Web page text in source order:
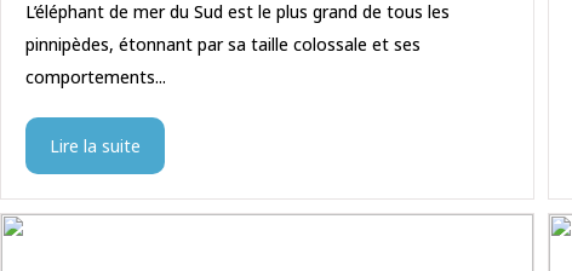
L’éléphant de mer du Sud est le plus grand de tous les
pinnipèdes, étonnant par sa taille colossale et ses
comportements...
Lire la suite